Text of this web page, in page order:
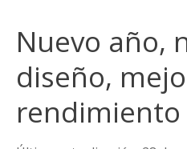
Nuevo año,
diseño,
rendimiento